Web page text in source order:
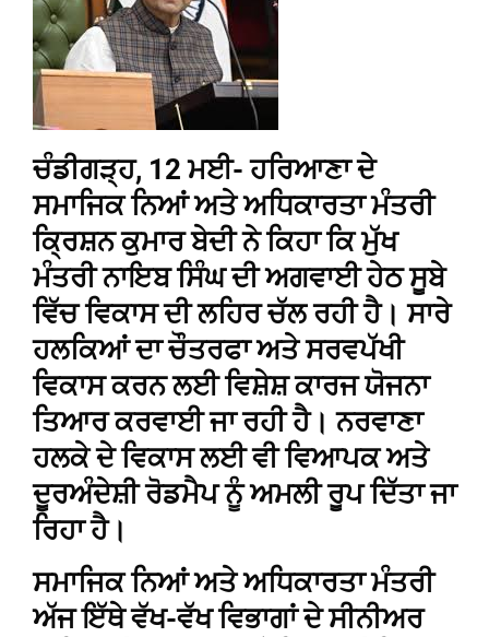
ਚੰਡੀਗੜ੍ਹ, 12 ਮਈ- ਹਰਿਆਣਾ ਦੇ
ਸਮਾਜਿਕ ਨਿਆਂ ਅਤੇ ਅਧਿਕਾਰਤਾ ਮੰਤਰੀ
ਕ੍ਰਿਸ਼ਨ ਕੁਮਾਰ ਬੇਦੀ ਨੇ ਕਿਹਾ ਕਿ ਮੁੱਖ
ਮੰਤਰੀ ਨਾਇਬ ਸਿੰਘ ਦੀ ਅਗਵਾਈ ਹੇਠ ਸੂਬੇ
ਵਿੱਚ ਵਿਕਾਸ ਦੀ ਲਹਿਰ ਚੱਲ ਰਹੀ ਹੈ। ਸਾਰੇ
ਹਲਕਿਆਂ ਦਾ ਚੌਤਰਫਾ ਅਤੇ ਸਰਵਪੱਖੀ
ਵਿਕਾਸ ਕਰਨ ਲਈ ਵਿਸ਼ੇਸ਼ ਕਾਰਜ ਯੋਜਨਾ
ਤਿਆਰ ਕਰਵਾਈ ਜਾ ਰਹੀ ਹੈ। ਨਰਵਾਣਾ
ਹਲਕੇ ਦੇ ਵਿਕਾਸ ਲਈ ਵੀ ਵਿਆਪਕ ਅਤੇ
ਦੂਰਅੰਦੇਸ਼ੀ ਰੋਡਮੈਪ ਨੂੰ ਅਮਲੀ ਰੂਪ ਦਿੱਤਾ ਜਾ
ਰਿਹਾ ਹੈ।
ਸਮਾਜਿਕ ਨਿਆਂ ਅਤੇ ਅਧਿਕਾਰਤਾ ਮੰਤਰੀ
ਅੱਜ ਇੱਥੇ ਵੱਖ-ਵੱਖ ਵਿਭਾਗਾਂ ਦੇ ਸੀਨੀਅਰ